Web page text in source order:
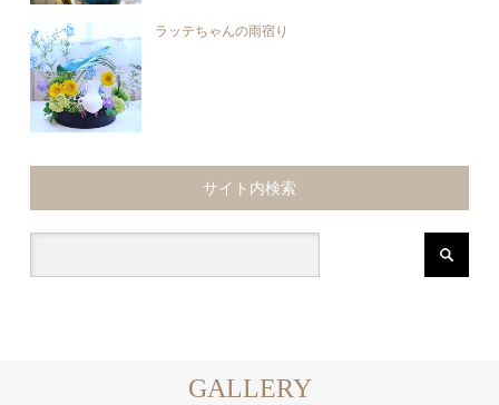
ラッテちゃんの雨宿り
サイト内検索
GALLERY